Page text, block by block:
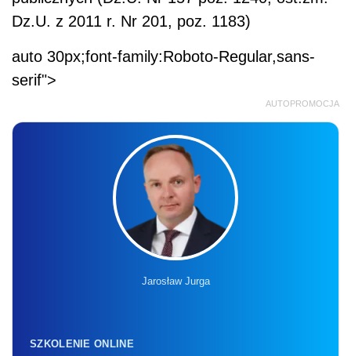
Dz.U. z 2011 r. Nr 201, poz. 1183)
auto 30px;font-family:Roboto-Regular,sans-
serif">
AUTOPROMOCJA
Jarosław Jurga
SZKOLENIE ONLINE